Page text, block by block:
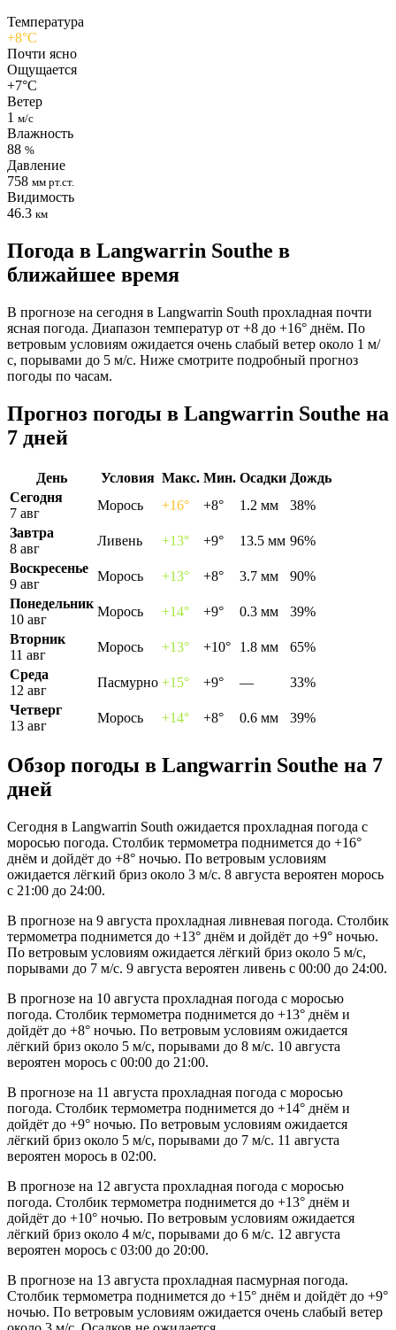
Температура
+8°C
Почти ясно
Ощущается
+7°C
Ветер
1 м/с
Влажность
88 %
Давление
758 мм рт.ст.
Видимость
46.3 км
Погода в Langwarrin Southе в
ближайшее время
В прогнозе на сегодня в Langwarrin South прохладная почти
ясная погода. Диапазон температур от +8 до +16° днём. По
ветровым условиям ожидается очень слабый ветер около 1 м/
с, порывами до 5 м/с. Ниже смотрите подробный прогноз
погоды по часам.
Прогноз погоды в Langwarrin Southе на
7 дней
День Условия Макс. Мин. Осадки Дождь
Сегодня
7 авг
Морось +16° +8° 1.2 мм
38%
Завтра
8 авг
Ливень +13° +9° 13.5 мм 96%
Воскресенье
9 авг
Морось +13° +8° 3.7 мм
90%
Понедельник
10 авг
Морось +14° +9° 0.3 мм
39%
Вторник
11 авг
Морось +13° +10° 1.8 мм
65%
Среда
12 авг
Пасмурно +15° +9° —
33%
Четверг
13 авг
Морось +14° +8° 0.6 мм 39%
Обзор погоды в Langwarrin Southе на 7
дней
Сегодня в Langwarrin South ожидается прохладная погода с
моросью погода. Столбик термометра поднимется до +16°
днём и дойдёт до +8° ночью. По ветровым условиям
ожидается лёгкий бриз около 3 м/с. 8 августа вероятен морось
с 21:00 до 24:00.
В прогнозе на 9 августа прохладная ливневая погода. Столбик
термометра поднимется до +13° днём и дойдёт до +9° ночью.
По ветровым условиям ожидается лёгкий бриз около 5 м/с,
порывами до 7 м/с. 9 августа вероятен ливень с 00:00 до 24:00.
В прогнозе на 10 августа прохладная погода с моросью
погода. Столбик термометра поднимется до +13° днём и
дойдёт до +8° ночью. По ветровым условиям ожидается
лёгкий бриз около 5 м/с, порывами до 8 м/с. 10 августа
вероятен морось с 00:00 до 21:00.
В прогнозе на 11 августа прохладная погода с моросью
погода. Столбик термометра поднимется до +14° днём и
дойдёт до +9° ночью. По ветровым условиям ожидается
лёгкий бриз около 5 м/с, порывами до 7 м/с. 11 августа
вероятен морось в 02:00.
В прогнозе на 12 августа прохладная погода с моросью
погода. Столбик термометра поднимется до +13° днём и
дойдёт до +10° ночью. По ветровым условиям ожидается
лёгкий бриз около 4 м/с, порывами до 6 м/с. 12 августа
вероятен морось с 03:00 до 20:00.
В прогнозе на 13 августа прохладная пасмурная погода.
Столбик термометра поднимется до +15° днём и дойдёт до +9°
ночью. По ветровым условиям ожидается очень слабый ветер